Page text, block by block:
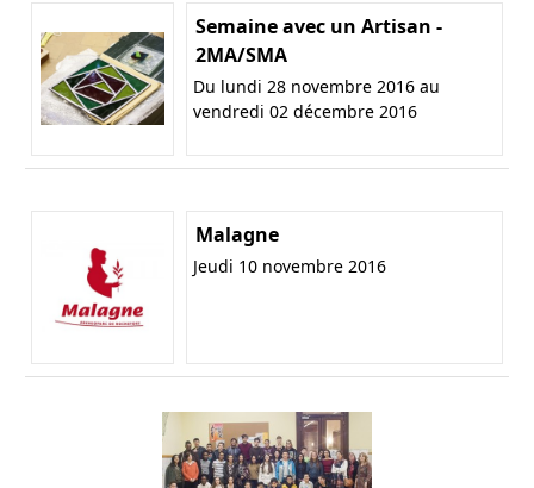
Semaine avec un Artisan -
2MA/SMA
Du lundi 28 novembre 2016 au
vendredi 02 décembre 2016
Malagne
Jeudi 10 novembre 2016